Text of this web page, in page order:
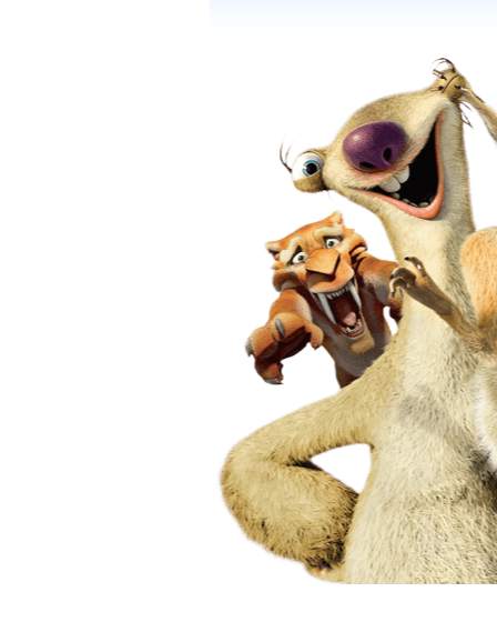
PinkFloyd - супер!!! Спасибо))
Вкушающий
Гилмор вечен как сам мир)+5